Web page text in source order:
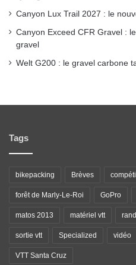
Canyon Lux Trail 2027 : le
Canyon Exceed CFR Gravel :
gravel
Welt G200 : le gravel carbone
Tags
bikepacking Brèves
forêt de Marly-Le-Roi GoPro
matos 2013 matériel vtt
sortie vtt Specialized vidéo
VTT Santa Cruz